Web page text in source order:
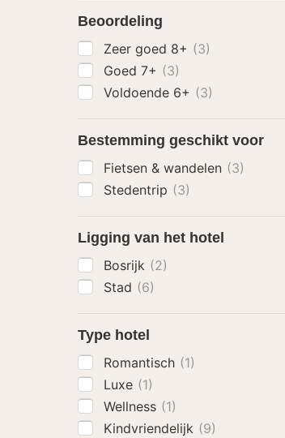
Beoordeling
Zeer goed 8+ (3)
Goed 7+ (3)
Voldoende 6+ (3)
Bestemming geschikt voor
Fietsen & wandelen (3)
Stedentrip (3)
Ligging van het hotel
Bosrijk (2)
Stad (6)
Type hotel
Romantisch (1)
Luxe (1)
Wellness (1)
Kindvriendelijk (9)